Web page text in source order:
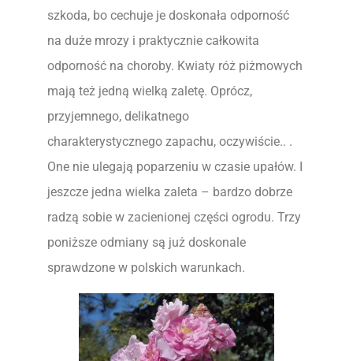
szkoda, bo cechuje je doskonała odporność
na duże mrozy i praktycznie całkowita
odporność na choroby. Kwiaty róż piżmowych
mają też jedną wielką zaletę. Oprócz,
przyjemnego, delikatnego
charakterystycznego zapachu, oczywiście.. .
One nie ulegają poparzeniu w czasie upałów. I
jeszcze jedna wielka zaleta – bardzo dobrze
radzą sobie w zacienionej części ogrodu. Trzy
poniższe odmiany są już doskonale
sprawdzone w polskich warunkach.